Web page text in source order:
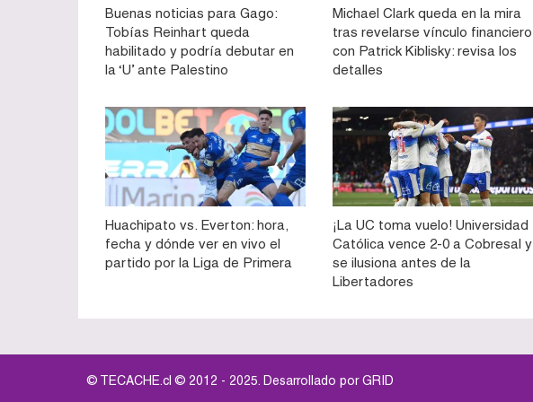
Buenas noticias para Gago:
Tobías Reinhart queda
habilitado y podría debutar en
la ‘U’ ante Palestino
Michael Clark queda en la mira
tras revelarse vínculo financiero
con Patrick Kiblisky: revisa los
detalles
Huachipato vs. Everton: hora,
fecha y dónde ver en vivo el
partido por la Liga de Primera
¡La UC toma vuelo! Universidad
Católica vence 2-0 a Cobresal y
se ilusiona antes de la
Libertadores
© TECACHE.cl © 2012 - 2025. Desarrollado porGRID